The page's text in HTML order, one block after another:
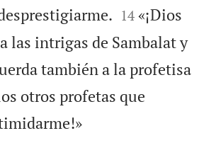


14 «¡Dios
las intrigas de Sambalat y
también a la profetisa
otros profetas que
